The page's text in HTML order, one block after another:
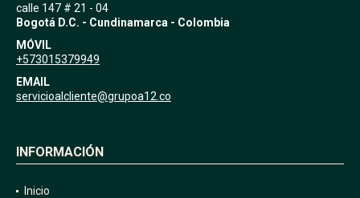
calle 147 # 21 - 04
Bogotá D.C. - Cundinamarca - Colombia
MÓVIL
+573015379949
EMAIL
servicioalcliente@grupoa12.co
INFORMACIÓN
Inicio